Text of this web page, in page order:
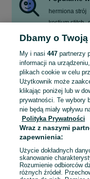
hermiona strój
kostium stitch
strój rumi
Zobacz Więcej
garnitur dla dziewczynki,
Mapa kategorii
Mapa miejscowości
Mapa ministron
Popularne wyszukiwania
Dbamy o
My i nasi 447partnerzy
informacji na
plikach cookie w celu
Użytkownik może
klikając poniżej lub w
prywatności. Te wybory
nie będą miały wpływu
Polityka Prywatności
Wraz z naszymi
zapewnienia:
Użycie dokładnych
skanowanie
Rozumienie odbiorców
różnych źródeł.